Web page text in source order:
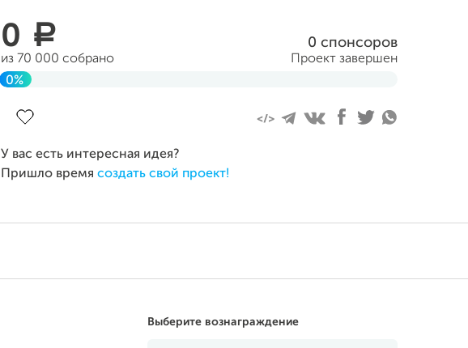
0 a
из 70 000 собрано
0 спонсоров
Проект завершен
0%
У вас есть интересная идея?
Пришло время создать свой проект!
Выберите вознаграждение